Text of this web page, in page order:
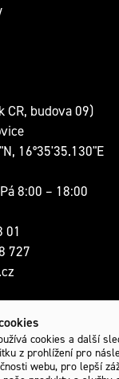
cookies a další
z prohlížení pro
webu, pro lepší
CR, budova 09)
16°35'35.130"E
8:00 – 18:00
01
727